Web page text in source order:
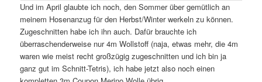
Und im April glaubte ich noch, den Sommer über gemütlich an
meinem Hosenanzug für den Herbst/Winter werkeln zu können.
Zugeschnitten habe ich ihn auch. Dafür brauchte ich
überraschenderweise nur 4m Wollstoff (naja, etwas mehr, die 4m
waren wie meist recht großzügig zugeschnitten und ich bin ja
ganz gut im Schnitt-Tetris), ich habe jetzt also noch einen